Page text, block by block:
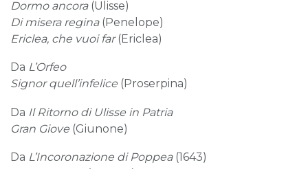
Dormo ancora(Ulisse)
Di misera regina (Penelope)
Ericlea, che vuoi far(Ericlea)
Da L’Orfeo
Signor quell’infelice (Proserpina)
Da Il Ritorno di Ulisse in Patria
Gran Giove (Giunone)
Da L’Incoronazione di Poppea(1643)